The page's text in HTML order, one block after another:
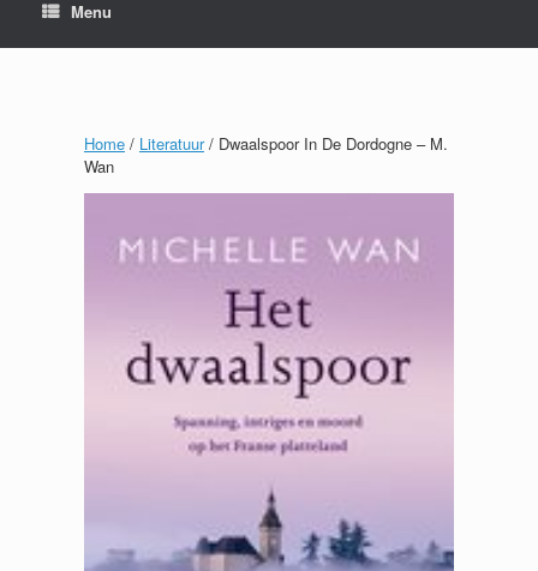
Menu
Home / Literatuur/ Dwaalspoor In De Dordogne – M.
Wan